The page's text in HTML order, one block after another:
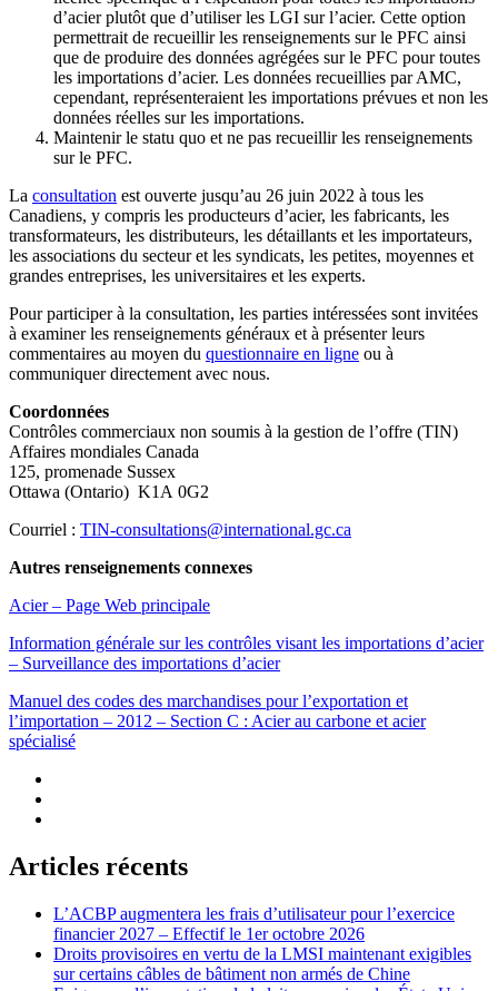
d’acier plutôt que d’utiliser les LGI sur l’acier. Cette option
permettrait de recueillir les renseignements sur le PFC ainsi
que de produire des données agrégées sur le PFC pour toutes
les importations d’acier. Les données recueillies par AMC,
cependant, représenteraient les importations prévues et non les
données réelles sur les importations.
Maintenir le statu quo et ne pas recueillir les renseignements
sur le PFC.
La consultation est ouverte jusqu’au 26 juin 2022 à tous les
Canadiens, y compris les producteurs d’acier, les fabricants, les
transformateurs, les distributeurs, les détaillants et les importateurs,
les associations du secteur et les syndicats, les petites, moyennes et
grandes entreprises, les universitaires et les experts.
Pour participer à la consultation, les parties intéressées sont invitées
à examiner les renseignements généraux et à présenter leurs
commentaires au moyen du questionnaire en ligne ou à
communiquer directement avec nous.
Coordonnées
Contrôles commerciaux non soumis à la gestion de l’offre (TIN)
Affaires mondiales Canada
125, promenade Sussex
Ottawa (Ontario) K1A 0G2
Courriel : TIN-consultations@international.gc.ca
Autres renseignements connexes
Acier – Page Web principale
Information générale sur les contrôles visant les importations d’acier
– Surveillance des importations d’acier
Manuel des codes des marchandises pour l’exportation et
l’importation – 2012 – Section C : Acier au carbone et acier
spécialisé
Articles récents
L’ACBP augmentera les frais d’utilisateur pour l’exercice
financier 2027 – Effectif le 1er octobre 2026
Droits provisoires en vertu de la LMSI maintenant exigibles
sur certains câbles de bâtiment non armés de Chine